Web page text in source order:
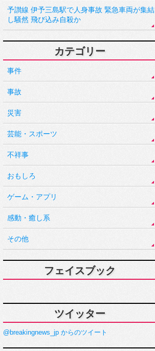
予讃線 伊予三島駅で人身事故 緊急車両が集結
し騒然 飛び込み自殺か
カテゴリー
事件
事故
災害
芸能・スポーツ
不祥事
おもしろ
ゲーム・アプリ
感動・癒し系
その他
フェイスブック
ツイッター
@breakingnews_jp からのツイート